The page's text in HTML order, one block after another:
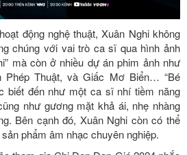
động nghệ thuật, Xuân Nghi không
chúng với vai trò ca sĩ qua hình ảnh
mà còn ở nhiều dự án phim ảnh như
Thuật, và Giấc Mơ Biển… “Bé
biết đến như một ca sĩ nhí tiềm năng
như gương mặt khả ái, nhẹ nhàng
Bên cạnh đó, Xuân Nghi còn có thể
phẩm âm nhạc chuyên nghiệp.